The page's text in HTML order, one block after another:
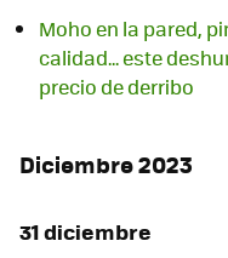
Moho en la pared,
calidad... este
precio de derribo
Diciembre 2023
31 diciembre